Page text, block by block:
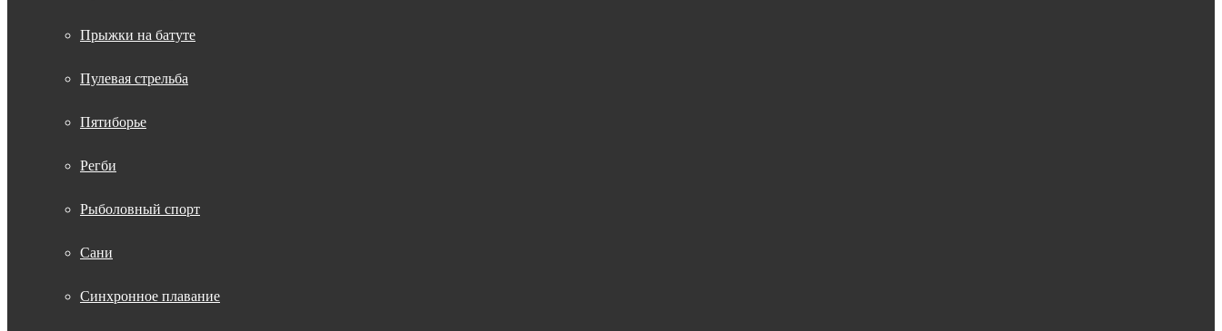
Прыжки на батуте
Пулевая стрельба
Пятиборье
Регби
Рыболовный спорт
Сани
Синхронное плавание